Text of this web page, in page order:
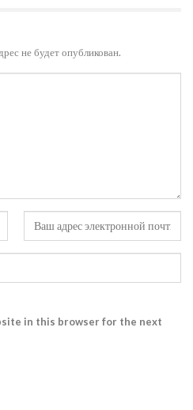
не будет опубликован.
in this browser for the next